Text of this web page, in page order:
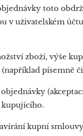
toto
v uživatelském
zboží, výše
písemně
kupujícího.
kupní